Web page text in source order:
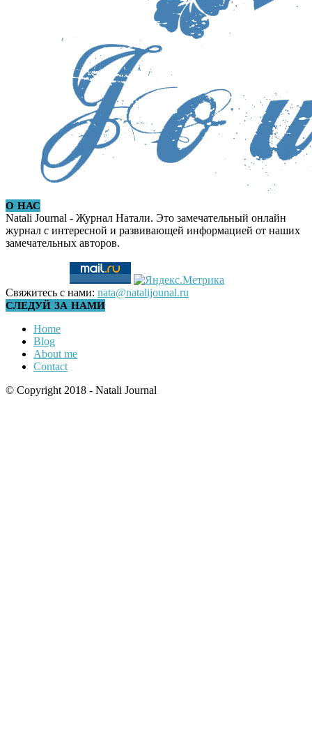
О НАС
Natali Journal - Журнал Натали. Это замечательный онлайн
журнал с интересной и развивающей информацией от наших
замечательных авторов.
Свяжитесь с нами: nata@natalijounal.ru
СЛЕДУЙ ЗА НАМИ
Home
Blog
About me
Contact
© Copyright 2018 - Natali Journal